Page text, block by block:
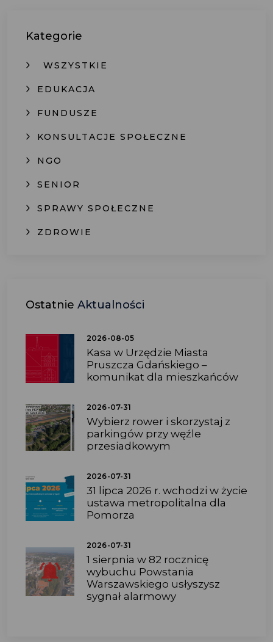
Kategorie
WSZYSTKIE
EDUKACJA
FUNDUSZE
KONSULTACJE SPOŁECZNE
NGO
SENIOR
SPRAWY SPOŁECZNE
ZDROWIE
Ostatnie Aktualności
2026-08-05
Kasa w Urzędzie Miasta
Pruszcza Gdańskiego –
komunikat dla mieszkańców
2026-07-31
Wybierz rower i skorzystaj z
parkingów przy węźle
przesiadkowym
2026-07-31
31 lipca 2026 r. wchodzi w życie
ustawa metropolitalna dla
Pomorza
2026-07-31
1 sierpnia w 82 rocznicę
wybuchu Powstania
Warszawskiego usłyszysz
sygnał alarmowy